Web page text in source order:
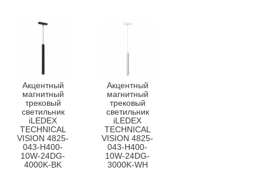
Акцентный
магнитный
трековый
светильник
iLEDEX
TECHNICAL
VISION 4825-
043-H400-
10W-24DG-
4000K-BK
Акцентный
магнитный
трековый
светильник
iLEDEX
TECHNICAL
VISION 4825-
043-H400-
10W-24DG-
3000K-WH